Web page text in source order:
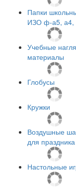
Папки
ИЗО ф-а5, а4,
Учебные
материалы
Глобусы
Кружки
Воздушные
для праздника
Настольные